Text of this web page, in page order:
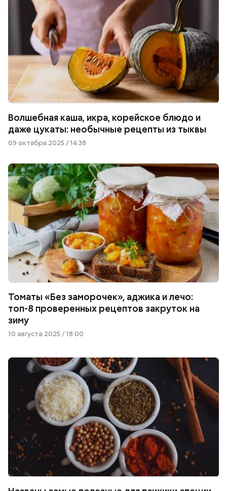
Волшебная каша, икра, корейское блюдо и
даже цукаты: необычные рецепты из тыквы
09 октября 2025 / 14:38
Томаты «Без заморочек», аджика и лечо:
топ-8 проверенных рецептов закруток на
зиму
10 августа 2025 / 18:00